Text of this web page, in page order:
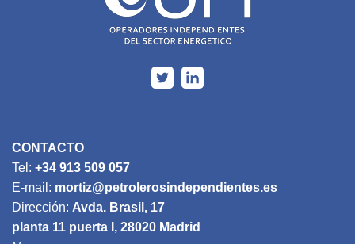
CONTACTO
Tel: +34 913 509 057
E-mail: mortiz@petrolerosindependientes.es
Dirección: Avda. Brasil, 17
planta 11 puerta I, 28020 Madrid